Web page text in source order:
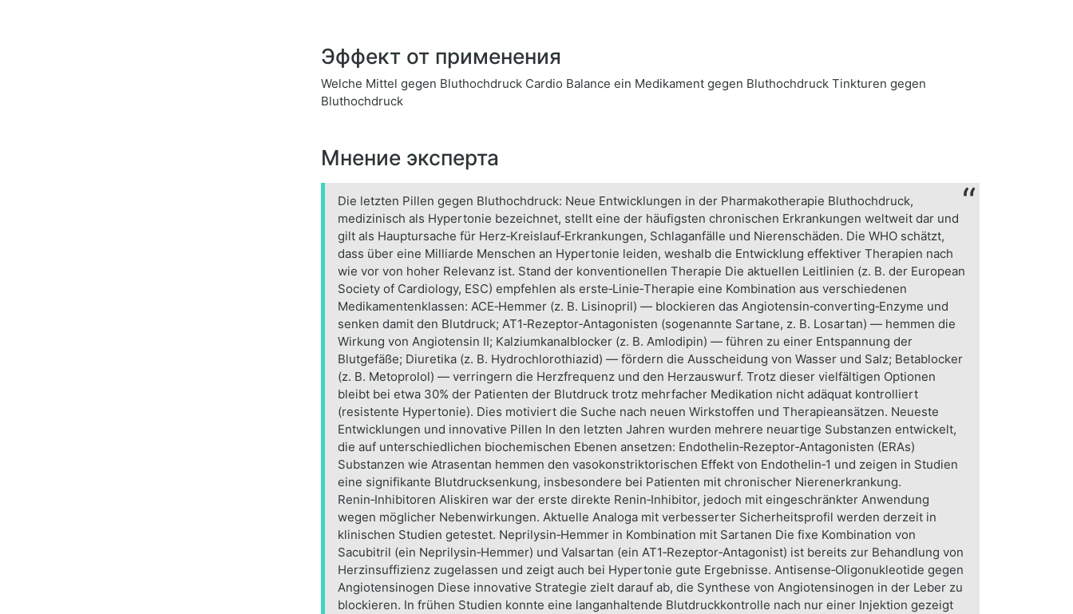
Эффект от применения
Welche Mittel gegen Bluthochdruck Cardio Balance ein Medikament gegen Bluthochdruck Tinkturen gegen
Bluthochdruck
Мнение эксперта
Die letzten Pillen gegen Bluthochdruck: Neue Entwicklungen in der Pharmakotherapie Bluthochdruck,
medizinisch als Hypertonie bezeichnet, stellt eine der häufigsten chronischen Erkrankungen weltweit dar und
gilt als Hauptursache für Herz‑Kreislauf‑Erkrankungen, Schlaganfälle und Nierenschäden. Die WHO schätzt,
dass über eine Milliarde Menschen an Hypertonie leiden, weshalb die Entwicklung effektiver Therapien nach
wie vor von hoher Relevanz ist. Stand der konventionellen Therapie Die aktuellen Leitlinien (z. B. der European
Society of Cardiology, ESC) empfehlen als erste‑Linie‑Therapie eine Kombination aus verschiedenen
Medikamentenklassen: ACE‑Hemmer (z. B. Lisinopril) — blockieren das Angiotensin‑converting‑Enzyme und
senken damit den Blutdruck; AT1‑Rezeptor‑Antagonisten (sogenannte Sartane, z. B. Losartan) — hemmen die
Wirkung von Angiotensin II; Kalziumkanalblocker (z. B. Amlodipin) — führen zu einer Entspannung der
Blutgefäße; Diuretika (z. B. Hydrochlorothiazid) — fördern die Ausscheidung von Wasser und Salz; Betablocker
(z. B. Metoprolol) — verringern die Herzfrequenz und den Herzauswurf. Trotz dieser vielfältigen Optionen
bleibt bei etwa 30% der Patienten der Blutdruck trotz mehrfacher Medikation nicht adäquat kontrolliert
(resistente Hypertonie). Dies motiviert die Suche nach neuen Wirkstoffen und Therapieansätzen. Neueste
Entwicklungen und innovative Pillen In den letzten Jahren wurden mehrere neuartige Substanzen entwickelt,
die auf unterschiedlichen biochemischen Ebenen ansetzen: Endothelin‑Rezeptor‑Antagonisten (ERAs)
Substanzen wie Atrasentan hemmen den vasokonstriktorischen Effekt von Endothelin‑1 und zeigen in Studien
eine signifikante Blutdrucksenkung, insbesondere bei Patienten mit chronischer Nierenerkrankung.
Renin‑Inhibitoren Aliskiren war der erste direkte Renin‑Inhibitor, jedoch mit eingeschränkter Anwendung
wegen möglicher Nebenwirkungen. Aktuelle Analoga mit verbesserter Sicherheitsprofil werden derzeit in
klinischen Studien getestet. Neprilysin‑Hemmer in Kombination mit Sartanen Die fixe Kombination von
Sacubitril (ein Neprilysin‑Hemmer) und Valsartan (ein AT1‑Rezeptor‑Antagonist) ist bereits zur Behandlung von
Herzinsuffizienz zugelassen und zeigt auch bei Hypertonie gute Ergebnisse. Antisense‑Oligonukleotide gegen
Angiotensinogen Diese innovative Strategie zielt darauf ab, die Synthese von Angiotensinogen in der Leber zu
blockieren. In frühen Studien konnte eine langanhaltende Blutdruckkontrolle nach nur einer Injektion gezeigt